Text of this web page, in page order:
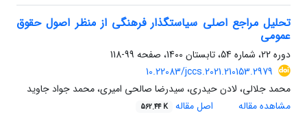
تحلیل مراجع اصلی سیاستگذار فرهنگی از منظر اصول حقوق
عمومی
دوره 22، شماره 54، تابستان 1400، صفحه
99-118
10.22083/jccs.2021.210153.2979
محمد جلالی، لادن حیدری، سیدرضا صالحی امیری، محمد جواد جاوید
مشاهده مقاله
اصل مقاله 562.44 K